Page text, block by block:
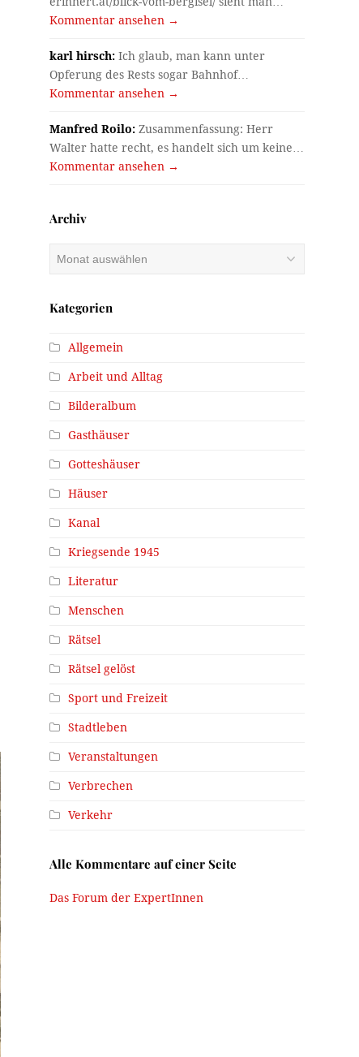
Kommentar ansehen →
karl hirsch: Ich glaub, man kann unter
Opferung des Rests sogar Bahnhof…
Kommentar ansehen →
Manfred Roilo: Zusammenfassung: Herr
Walter hatte recht, es handelt sich um keine…
Kommentar ansehen →
Archiv
Kategorien
Allgemein
Arbeit und Alltag
Bilderalbum
Gasthäuser
Gotteshäuser
Häuser
Kanal
Kriegsende 1945
Literatur
Menschen
Rätsel
Rätsel gelöst
Sport und Freizeit
Stadtleben
Veranstaltungen
Verbrechen
Verkehr
Alle Kommentare auf einer Seite
Das Forum der ExpertInnen